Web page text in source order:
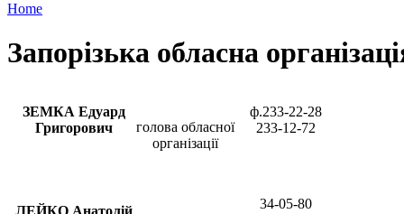
Home
Запорізька обласна
ЗЕМКА Едуард
Григорович
голова обласної
організації
ф.233-22-28
233-12-72
ЛЕЙКО Анатолій
34-05-80